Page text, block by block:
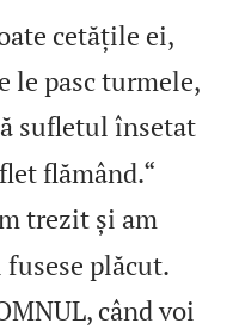
cetățile ei,
le pasc turmele,
sufletul însetat
flămând.“
trezit și am
plăcut.
când voi